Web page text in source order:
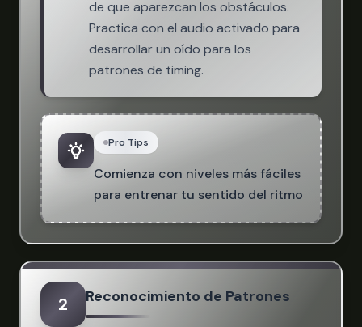
de que aparezcan los obstáculos.
Practica con el audio activado para
desarrollar un oído para los
patrones de timing.
Pro Tips
Comienza con niveles más fáciles
para entrenar tu sentido del ritmo
2 Reconocimiento de Patrones